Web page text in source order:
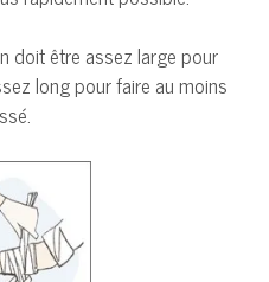
doit être assez large pour
long pour faire au moins